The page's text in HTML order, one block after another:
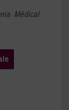
Médical